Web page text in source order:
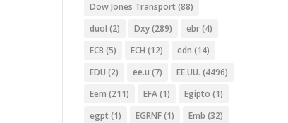
Dow Jones Transport (88)
duol (2) Dxy(289) ebr(4)
ECB (5) ECH (12) edn (14)
EDU (2) ee.u (7) EE.UU. (4496)
Eem (211) EFA(1) Egipto (1)
egpt (1) EGRNF(1) Emb (32)